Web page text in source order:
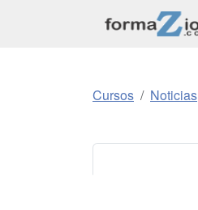
Cursos Noticias